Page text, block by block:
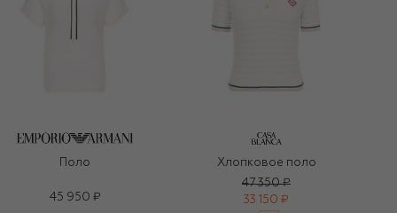
Поло
45 950 ₽
Хлопковое поло
47 350 ₽
33 150 ₽